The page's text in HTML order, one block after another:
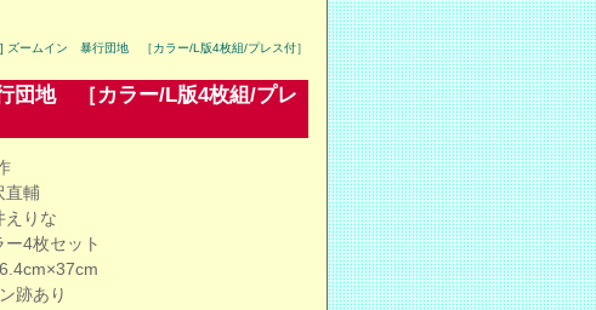
] ズームイン 暴行団地 ［カラー/L版4枚組/プレス付］
地 ［カラー/L版4枚組/プレ
直輔
えりな
ー4枚セット
跡あり